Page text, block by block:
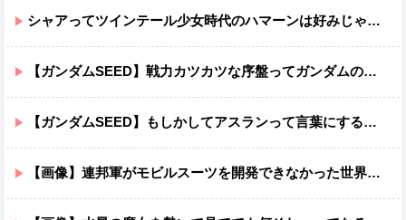
シャアってツインテール少女時代のハマーンは好みじゃなかったの？
【ガンダムSEED】戦力カツカツな序盤ってガンダムの中だと割と珍しい気がする
【ガンダムSEED】もしかしてアスランって言葉にするのが下手なだけでめっちゃいい人なのでは？
【画像】連邦軍がモビルスーツを開発できなかった世界線のガンダムｗｗｗｗｗｗｗ